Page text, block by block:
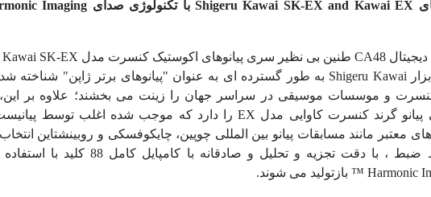
Shigeru Kawai SK-EX and Kawai EX با تکنولوژی صدای Imaging
دیجیتال CA48 طنین بی نظیر سری پیانوهای اکوستیک کنسرت مدل Kawai SK-EX
Shigeru Kawai به طور گسترده ای به عنوان "پیانوهای برتر ژاپن" شناخته
و موسسات موسیقی در سراسر جهان را زینت می بخشند؛ علاوه بر
پیانو گرند کنسرت کاوایی مدل EX را دارد که موجب شده اغلب توسط
معتبر مانند مسابقات پیانو بین المللی چوپین، چایکوفسکی و روبینشتاین
، با دقت تجزیه و تحلیل و صادقانه با کامپایل کامل 88 کلید با استفاده از فن آوری صدای
Harmonic
™ بازتولید می شوند.